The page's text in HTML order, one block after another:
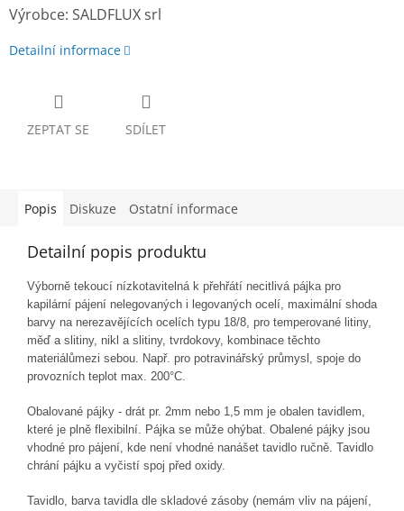
Výrobce: SALDFLUX srl
Detailní informace
ZEPTAT SE SDÍLET
Popis Diskuze Ostatní informace
Detailní popis produktu
Výborně tekoucí nízkotavitelná k přehřátí necitlivá pájka pro
kapilární pájení nelegovaných i legovaných ocelí, maximální shoda
barvy na nerezavějících ocelích typu 18/8, pro temperované litiny,
měď aslitiny, nikl a slitiny, tvrdokovy, kombinace těchto
materiálůmezi sebou. Např. pro potravinářský průmysl, spoje do
provozních teplot max. 200°C.
Obalované pájky - drát pr. 2mm nebo 1,5 mm je obalen tavidlem,
které je plně flexibilní. Pájka se může ohýbat. Obalené pájky jsou
vhodné pro pájení, kde není vhodné nanášet tavidlo ručně. Tavidlo
chrání pájku a vyčistí spoj před oxidy.
Tavidlo, barva tavidla dle skladové zásoby (nemám vliv na pájení,